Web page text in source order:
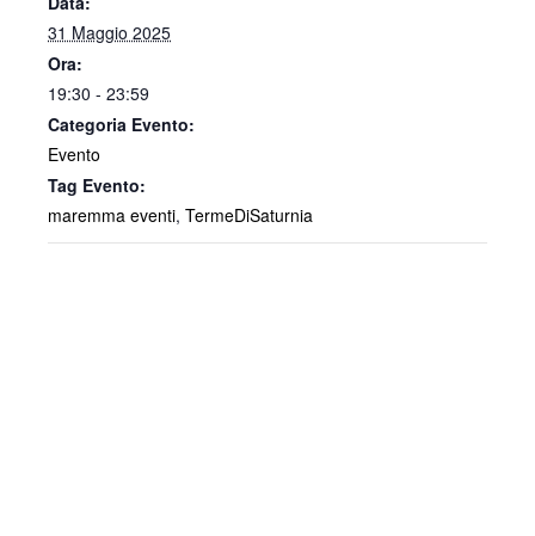
31 Maggio 2025
Ora:
19:30 - 23:59
Categoria Evento:
Evento
Tag Evento:
maremma eventi, TermeDiSaturnia